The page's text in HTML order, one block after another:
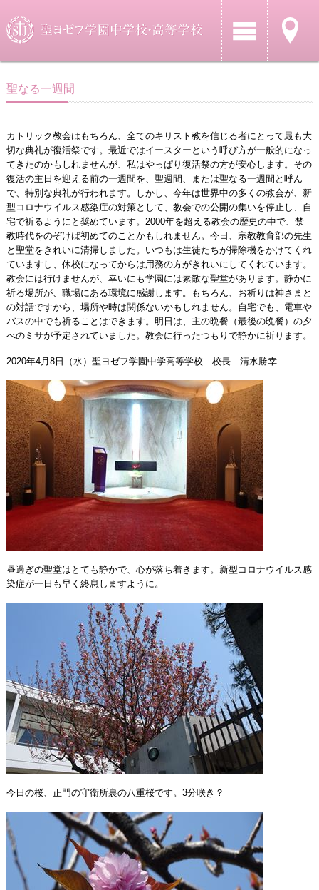
聖なる一週間
カトリック教会はもちろん、全てのキリスト教を信じる者にとって最も大
切な典礼が復活祭です。最近ではイースターという呼び方が一般的になっ
てきたのかもしれませんが、私はやっぱり復活祭の方が安心します。その
復活の主日を迎える前の一週間を、聖週間、または聖なる一週間と呼ん
で、特別な典礼が行われます。しかし、今年は世界中の多くの教会が、新
型コロナウイルス感染症の対策として、教会での公開の集いを停止し、自
宅で祈るようにと奨めています。2000年を超える教会の歴史の中で、禁
教時代をのぞけば初めてのことかもしれません。今日、宗教教育部の先生
と聖堂をきれいに清掃しました。いつもは生徒たちが掃除機をかけてくれ
ていますし、休校になってからは用務の方がきれいにしてくれています。
教会には行けませんが、幸いにも学園には素敵な聖堂があります。静かに
祈る場所が、職場にある環境に感謝します。もちろん、お祈りは神さまと
の対話ですから、場所や時は関係ないかもしれません。自宅でも、電車や
バスの中でも祈ることはできます。明日は、主の晩餐（最後の晩餐）の夕
べのミサが予定されていました。教会に行ったつもりで静かに祈ります。
2020年4月8日（水）聖ヨゼフ学園中学高等学校 校長 清水勝幸
昼過ぎの聖堂はとても静かで、心が落ち着きます。新型コロナウイルス感
染症が一日も早く終息しますように。
今日の桜、正門の守衛所裏の八重桜です。3分咲き？